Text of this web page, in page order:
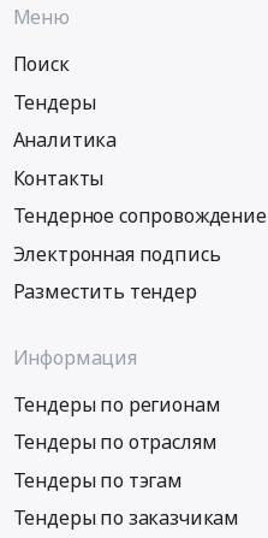
Меню
Поиск
Тендеры
Аналитика
Контакты
Тендерное сопровождение
Электронная подпись
Разместить тендер
Информация
Тендеры по регионам
Тендеры по отраслям
Тендеры по тэгам
Тендеры по заказчикам